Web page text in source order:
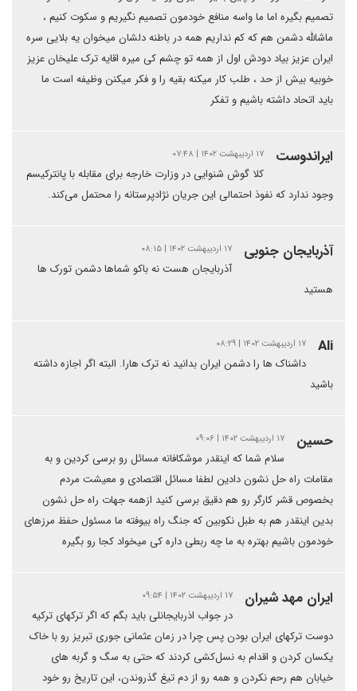
تصمیم بگیره اما ما واسه منافع خودمون تصمیم نگیریم و سکوت کنیم ،
ماشالله دشمن هم که کم نداریم همه در باطنه دلشان میخوان یه بلایی سره
ایران عزیز بیاد دودش اول از همه تو چشم کی میره اقایه ترک علیخان عزیز
خوبیه بیش از حد ، طلب کار میکنه بقیه را و فکر میکنن وظیفه است ما
باید اتحاد داشته باشیم و تفکر
ایراندوست ۱۷ اردیبهشت ۱۴۰۲ | ۰۷:۴۸
کلا گوش شنوایی در وزارت خارجه برای مقابله با پانترکیسم
وجود ندارد که نفوذ احتمالی این جریان نژادپرستانه را محتمل می‌کند.
آذربایجان جنوبی ۱۷ اردیبهشت ۱۴۰۲ | ۰۸:۱۵
آذربایجان هست نه باکو شماها دشمن تورک ها
هستید
Ali ۱۷ اردیبهشت ۱۴۰۲ | ۰۸:۲۹
داشناک ها را دشمن ایران بدانید نه ترک هارا. البته اگر اجازه داشته
باشید
حسین ۱۷ اردیبهشت ۱۴۰۲ | ۰۹:۰۶
سلام شما که اینقدر موشکافانه مسائل رو برسی کردین و به
مقامات راه حل نشون دادین لطفا مسائل اقتصادی و معیشت مردم
بخصوص قشر کارگر رو هم دقیق برسی کنید ازهمه جهات راه حل نشون
بدین اینقدر هم به طبل نکوبین که جنگ راه بیوفته ما مسئول حفظ مرزهای
خودمون باشیم بهتره به ما چه ربطی داره کی میخواد کجا رو بگیره
ایران مهد شیران ۱۷ اردیبهشت ۱۴۰۲ | ۰۹:۵۴
در جواب اذربایجانلی باید بگم که اگر ترکهای ترکیه
دوست ترکهای ایران بودن پس چرا در زمان عثمانی جوری تبریز رو با خاک
یکسان کردن و اقدام به نسل‌کشی کردند که حتی به سگ و گربه های
خیابان هم رحم نکردن و همه رو از دم تیغ گذروندن، این تاریخ رو خود